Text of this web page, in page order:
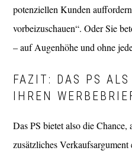
potenziellen Kunden
vorbeizuschauen“. Oder Sie
– auf Augenhöhe und ohne
FAZIT: DAS PS
IHREN
Das PS bietet also die Chance,
zusätzliches